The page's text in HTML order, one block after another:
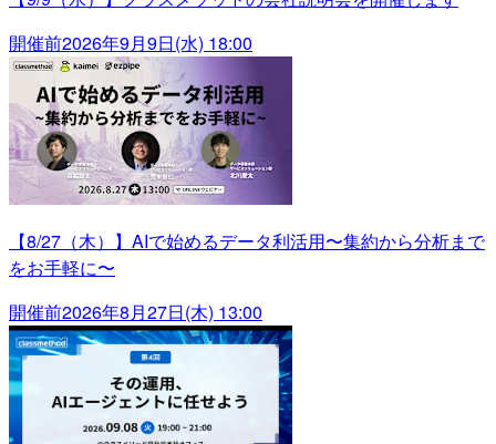
開催前2026年9月9日(水) 18:00
【8/27（木）】AIで始めるデータ利活用〜集約から分析まで
をお手軽に〜
開催前2026年8月27日(木) 13:00